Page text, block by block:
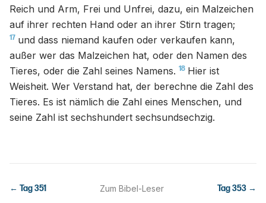
Reich und Arm, Frei und Unfrei, dazu, ein Malzeichen
auf ihrer rechten Hand oder an ihrer Stirn tragen;
17 und dass niemand kaufen oder verkaufen kann,
außer wer das Malzeichen hat, oder den Namen des
Tieres, oder die Zahl seines Namens. 18 Hier ist
Weisheit. Wer Verstand hat, der berechne die Zahl des
Tieres. Es ist nämlich die Zahl eines Menschen, und
seine Zahl ist sechshundert sechsundsechzig.
← Tag351 Zum Bibel-Leser Tag353 →